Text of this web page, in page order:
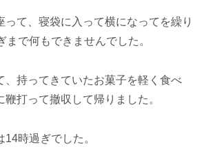
って、寝袋に入って横になってを繰り
まで何もできませんでした。
、持ってきていたお菓子を軽く食べ
打って撤収して帰りました。
時過ぎでした。